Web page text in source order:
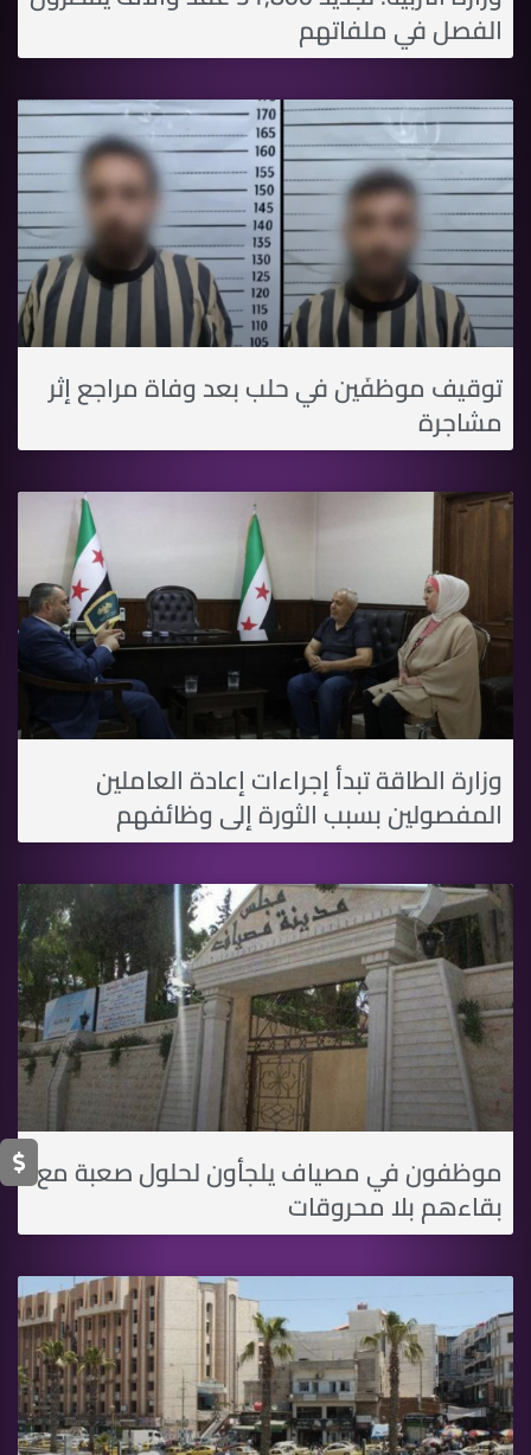
الفصل في ملفاتهم
توقيف موظفَين في حلب بعد وفاة مراجع إثر
مشاجرة
وزارة الطاقة تبدأ إجراءات إعادة العاملين
المفصولين بسبب الثورة إلى وظائفهم
موظفون في مصياف يلجأون لحلول صعبة مع
بقاءهم بلا محروقات